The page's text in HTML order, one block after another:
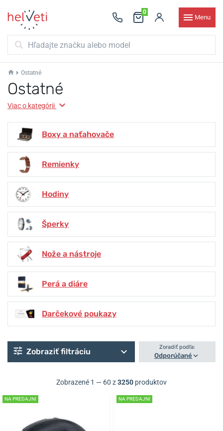
0
Menu
Ostatné
Ostatné
Viac o kategórii
Boxy a naťahovače
Remienky
Hodiny
Šperky
Nože a nástroje
Perá a diáre
Darčekové poukazy
Zobraziť filtráciu Zoradiť podľa:
Odporúčané
Zobrazené 1 — 60 z3250 produktov
NA PREDAJNI NA PREDAJNI